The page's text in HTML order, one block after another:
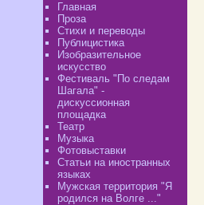
Главная
Проза
Стихи и переводы
Публицистика
Изобразительное
искусство
Фестиваль "По следам
Шагала" -
дискуссионная
площадка
Театр
Музыка
Фотовыставки
Статьи на иностранных
языках
Мужская территория "Я
родился на Волге ..."